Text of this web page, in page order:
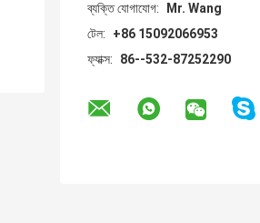
ব্যক্তি যোগাযোগ:
Mr. Wang
টেল:
+86 15092066953
ফ্যাক্স:
86--532-87252290